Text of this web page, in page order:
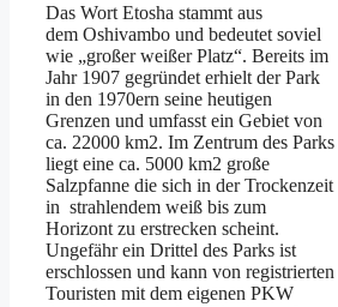
Das Wort Etosha stammt aus
dem Oshivambo und bedeutet soviel
wie „großer weißer Platz“. Bereits im
Jahr 1907 gegründet erhielt der Park
in den 1970ern seine heutigen
Grenzen und umfasst ein Gebiet von
ca. 22000 km2. Im Zentrum des Parks
liegt eine ca. 5000 km2 große
Salzpfanne die sich in der Trockenzeit
in strahlendem weiß bis zum
Horizont zu erstrecken scheint.
Ungefähr ein Drittel des Parks ist
erschlossen und kann von registrierten
Touristen mit dem eigenen PKW